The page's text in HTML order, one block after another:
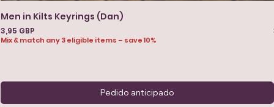
Men in Kilts Keyrings (Dan)
Precio
3,95 GBP
Mix & match any 3 eligible items – save 10%
Pedido anticipado